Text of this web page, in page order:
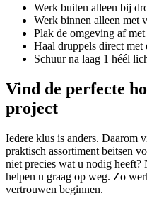
Werk buiten alleen bij
Werk binnen alleen met
Plak de omgeving af met
Haal druppels direct
Schuur na laag 1 héél
Vind de perfecte
project
Iedere klus is anders. Daarom
praktisch assortiment beitsen
niet precies wat u nodig heeft?
helpen u graag op weg. Zo
vertrouwen beginnen.